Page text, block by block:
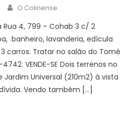
Author
O Colinense
Rua 4, 799 – Cohab 3 c/ 2
banheiro, lavanderia, edícula
carros. Tratar no salão do Tomé
VENDE-SE Dois terrenos no
Universal (210m2) à vista
Vendo também […]